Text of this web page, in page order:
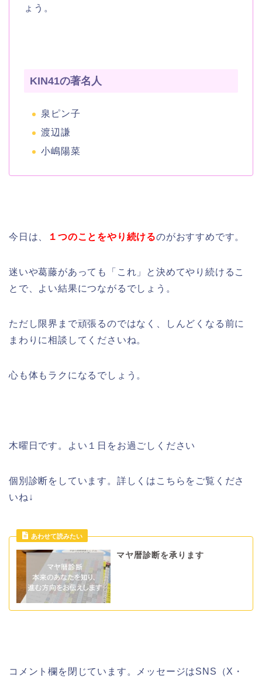
ょう。
KIN41の著名人
泉ピン子
渡辺謙
小嶋陽菜
今日は、 １つのことをやり続けるのがおすすめです。
迷いや葛藤があっても「これ」と決めてやり続けるこ
とで、よい結果につながるでしょう。
ただし限界まで頑張るのではなく、しんどくなる前に
まわりに相談してくださいね。
心も体もラクになるでしょう。
木曜日です。よい１日をお過ごしください
個別診断をしています。詳しくはこちらをご覧くださ
いね ↓
マヤ暦診断を承ります
コメント欄を閉じています。メッセージはSNS（X・